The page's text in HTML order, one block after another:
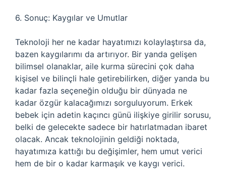
6. Sonuç: Kaygılar ve Umutlar
Teknoloji her ne kadar hayatımızı kolaylaştırsa da,
bazen kaygılarımı da artırıyor. Bir yanda gelişen
bilimsel olanaklar, aile kurma sürecini çok daha
kişisel ve bilinçli hale getirebilirken, diğer yanda bu
kadar fazla seçeneğin olduğu bir dünyada ne
kadar özgür kalacağımızı sorguluyorum. Erkek
bebek için adetin kaçıncı günü ilişkiye girilir sorusu,
belki de gelecekte sadece bir hatırlatmadan ibaret
olacak. Ancak teknolojinin geldiği noktada,
hayatımıza kattığı bu değişimler, hem umut verici
hem de bir o kadar karmaşık ve kaygı verici.